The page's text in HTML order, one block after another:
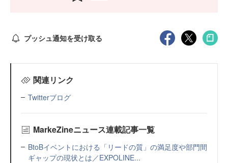
プッシュ通知を受け取る
関連リンク
Twitterブログ
MarkeZineニュース連載記事一覧
BtoBイベントにおける「リードの質」の満足度や部門間
ギャップの現状とは／EXPOLINE...